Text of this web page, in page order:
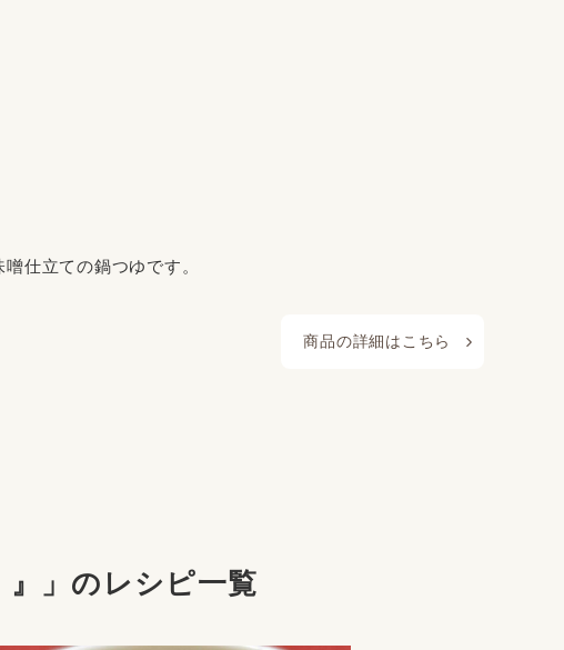
仕立ての鍋つゆです。
商品の詳細はこちら
』」のレシピ一覧